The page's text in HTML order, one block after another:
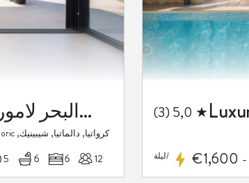
★ 5,0 (3)
€1,600 - /ليلة
فيلا فاخرة على شاطئ البحر لامور مع مسبح في سيبينيك - زابوريك
كرواتيا, دالماتيا, شيبينيك, Zaboric
12
6
6 5 م